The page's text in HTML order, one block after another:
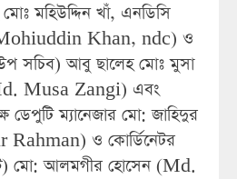
মহিউদ্দিন খাঁ, এনডিসি
Khan, ndc) ও
সচিব) আবু ছালেহ মোঃ মুসা
Musa Zangi) এবং
ম্যানেজার মো: জাহিদুর
ও কোর্ডিনেটর
মো: আলমগীর হোসেন (Md.